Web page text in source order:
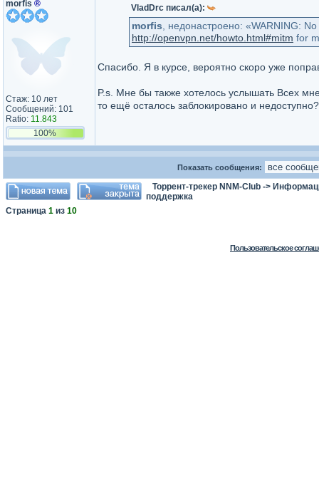
morfis ®
Стаж: 10 лет
Сообщений: 101
Ratio: 11.843
100%
VladDrc писал(а):
morfis , нeдoнacтpoeнo: «WARNING:
http://openvpn.net/howto.html#mitm for
Спасибо. Я в курсе, вероятно скоро уже
P.s. Мне бы также хотелось услышать Всех
то ещё осталось заблокировано и недоступно?
Показать сообщения:
Торрент-трекер NNM-Club ->
поддержка
Страница 1 из 10
Пользовательское